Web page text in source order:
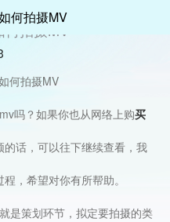
何拍摄MV
何拍摄MV
吗？如果你也从网络上购买
的话，可以往下继续查看，我
，希望对你有所帮助。
是策划环节，拟定要拍摄的类